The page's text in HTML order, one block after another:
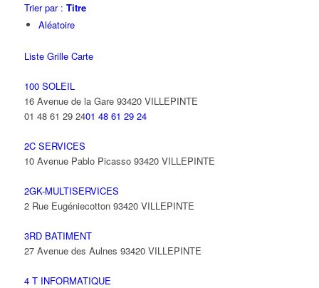
Trier par : Titre
Aléatoire
Liste Grille Carte
100 SOLEIL
16 Avenue de la Gare 93420 VILLEPINTE
01 48 61 29 2401 48 61 29 24
2C SERVICES
10 Avenue Pablo Picasso 93420 VILLEPINTE
2GK-MULTISERVICES
2 Rue Eugéniecotton 93420 VILLEPINTE
3RD BATIMENT
27 Avenue des Aulnes 93420 VILLEPINTE
4 T INFORMATIQUE